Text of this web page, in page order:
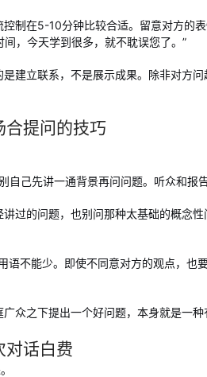
控制在5-10分钟比较合适。留意对方的
，今天学到很多，就不耽误您了。”
建立联系，不是展示成果。除非对方
合提问的技巧
自己先讲一通背景再问问题。听众和报
过的问题，也别问那种太基础的概念
语不能少。即使不同意对方的观点，也
广众之下提出一个好问题，本身就是一种
对话白费